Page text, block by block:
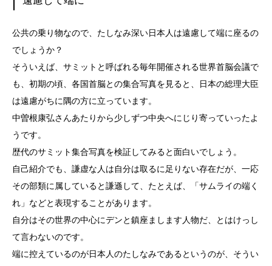
公共の乗り物なので、たしなみ深い日本人は遠慮して端に座るの
でしょうか？
そういえば、サミットと呼ばれる毎年開催される世界首脳会議で
も、初期の頃、各国首脳との集合写真を見ると、日本の総理大臣
は遠慮がちに隅の方に立っています。
中曽根康弘さんあたりから少しずつ中央へにじり寄っていったよ
うです。
歴代のサミット集合写真を検証してみると面白いでしょう。
自己紹介でも、謙虚な人は自分は取るに足りない存在だが、一応
その部類に属していると謙遜して、たとえば、「サムライの端く
れ」などと表現することがあります。
自分はその世界の中心にデンと鎮座まします人物だ、とはけっし
て言わないのです。
端に控えているのが日本人のたしなみであるというのが、そうい